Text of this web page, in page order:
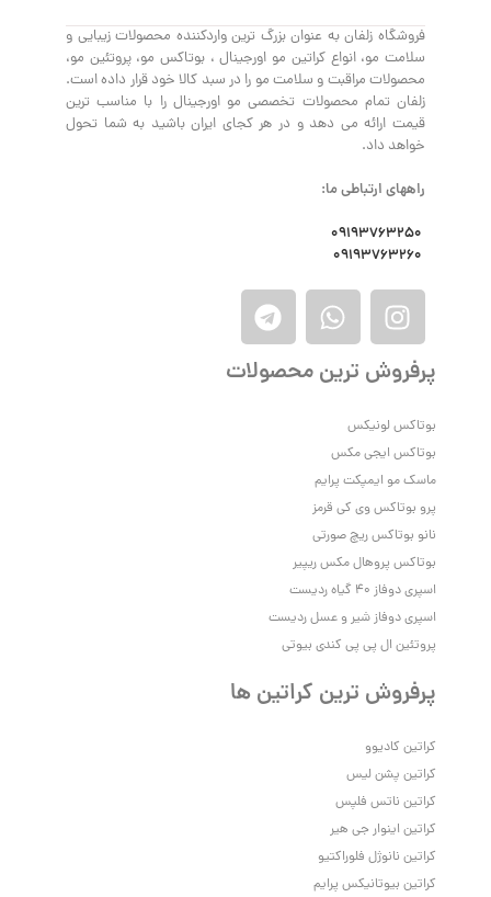
فروشگاه زلفان به عنوان بزرگ ترین واردکننده محصولات زیبایی و
سلامت مو، انواع کراتین مو اورجینال ، بوتاکس مو، پروتئین مو،
محصولات مراقبت و سلامت مو را در سبد کالا خود قرار داده است.
زلفان تمام محصولات تخصصی مو اورجینال را با مناسب ترین
قیمت ارائه می دهد و در هر کجای ایران باشید به شما تحول
خواهد داد.
راههای ارتباطی ما:
09193763250
09193763260
پرفروش ترین محصولات
بوتاکس لونیکس
بوتاکس ایجی مکس
ماسک مو ایمپکت پرایم
پرو بوتاکس وی‌ کی قرمز
نانو بوتاکس ریچ صورتی
بوتاکس پروهال مکس ریپیر
اسپری دوفاز 40 گیاه ردیست
اسپری دوفاز شیر و عسل ردیست
پروتئین ال پی پی کندی بیوتی
پرفروش ترین کراتین ها
کراتین کادیوو
کراتین پشن لیس
کراتین ناتس فلپس
کراتین اینوار جی هیر
کراتین نانوژل فلوراکتیو
کراتین بیوتانیکس پرایم